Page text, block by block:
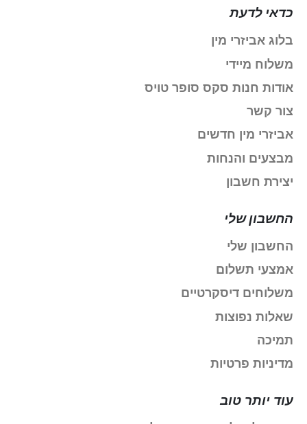
כדאי לדעת
בלוג אביזרי מין
משלוח מיידי
אודות חנות סקס סופר טויס
צור קשר
אביזרי מין חדשים
מבצעים והנחות
יצירת חשבון
החשבון שלי
החשבון שלי
אמצעי תשלום
משלוחים דיסקרטיים
שאלות נפוצות
תמיכה
מדיניות פרטיות
עוד יותר טוב